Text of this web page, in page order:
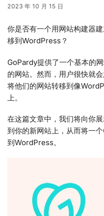
2023 年 10 月 15 日
你是否有一个用网站构建器
移到WordPress？
GoPardy提供了一个基本的
的网站。然而，用户很快就
将他们的网站转移到像
上。
在这篇文章中，我们将向你
到你的新网站上，从而将一
到WordPress。